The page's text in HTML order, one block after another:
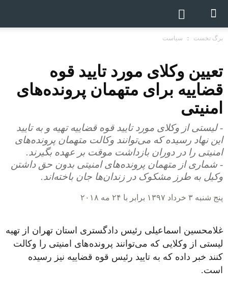
برگ نخست سیاست
تعیین وکلای مورد تایید قوه
قضاییه برای متهمان پرونده‌های
امنیتی
- لیستی از وکلای مورد تایید قوه قضاییه تهیه و به تایید
این نهاد رسیده که می‌توانند وکالت متهمان پرونده‌های
امنیتی را در دوران بازداشت موقت بر عهده بگیرند.
- شماری از متهمان پرونده‌های امنیتی بدون حق داشتن
وکیل به طرز مشکوک در زندان‌ها جان باخته‌اند.
پنج شنبه ۳ خرداد ۱۳۹۷ برابر با ۲۴ مه ۲۰۱۸
غلامحسین اسماعیلی رئیس دادگستری استان تهران از تهیه
لیستی از وکلایی که می‌توانند پرونده‌های امنیتی را وکالت
کنند خبر داده که به تایید رئیس قوه قضاییه نیز رسیده
است.